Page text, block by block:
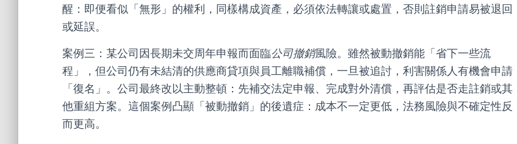
醒：即便看似「無形」的權利，同樣構成資產，必須依法轉讓或處置，否則註銷申請易被退回
或延誤。
案例三：某公司因長期未交周年申報而面臨公司撤銷風險。雖然被動撤銷能「省下一些流
程」，但公司仍有未結清的供應商貸項與員工離職補償，一旦被追討，利害關係人有機會申請
「復名」。公司最終改以主動整頓：先補交法定申報、完成對外清償，再評估是否走註銷或其
他重組方案。這個案例凸顯「被動撤銷」的後遺症：成本不一定更低，法務風險與不確定性反
而更高。